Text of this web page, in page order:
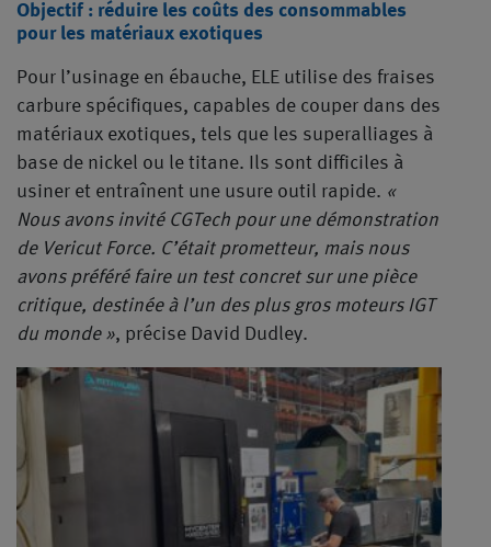
Objectif : réduire les coûts des consommables
pour les matériaux exotiques
Pour l’usinage en ébauche, ELE utilise des fraises
carbure spécifiques, capables de couper dans des
matériaux exotiques, tels que les superalliages à
base de nickel ou le titane. Ils sont difficiles à
usiner et entraînent une usure outil rapide. «
Nous avons invité CGTech pour une démonstration
de Vericut Force. C’était prometteur, mais nous
avons préféré faire un test concret sur une pièce
critique, destinée à l’un des plus gros moteurs IGT
du monde », précise David Dudley.